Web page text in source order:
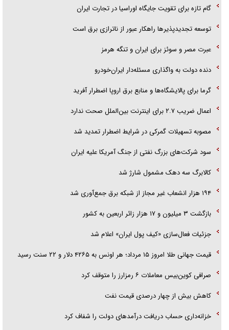
گام تازه برای تقویت جایگاه اوراسیا در تجارت ایران
توسعه تجدیدپذیر‌ها راهکار عبور از ناترازی برق است
عبرت مصر و سوئز برای ایران و تنگه هرمز
دنده دولت به واگذاری مسئله‌دار ایران‌خودرو
گرما برای پالایشگاه‌ها و منابع برق اروپا اضطرار آفرید
اعمال ضریب ۲.۷ برای اینترنت بین‌الملل صحت ندارد
مصوبه تسهیلات گمرکی در شرایط اضطرار تمدید شد
سود شرکت‌های بزرگ نفتی از جنگ آمریکا علیه ایران
کالابرگ سه دهک مشمول شارژ شد
۱۹۴ هزار انشعاب غیر مجاز از شبکه برق جمع‌آوری شد
بازگشت ۳ میلیون و ۱۷ هزار زائر اربعین به کشور
جزئیات فعال‌سازی «کیف پول ایران» اعلام شد
قیمت جهانی طلا امروز ۱۵ مرداد؛ هر اونس به ۴۲۶۵ دلار و ۲۲ سنت رسید
صرافی کوین‌بیس معاملات ۶ رمزارز را متوقف کرد
کاهش بیش از چهار درصدی قیمت نفت
خزانه‌داری حساب دریافت درآمد‌های دولت را شفاف کرد